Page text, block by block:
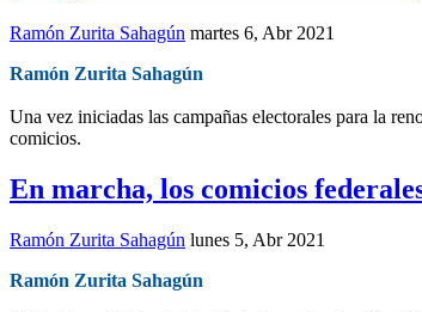
Ramón Zurita Sahagún martes 6, Abr 2021
Ramón Zurita Sahagún
Una vez iniciadas las campañas electorales para la
comicios.
En marcha, los comicios
Ramón Zurita Sahagún lunes 5, Abr 2021
Ramón Zurita Sahagún